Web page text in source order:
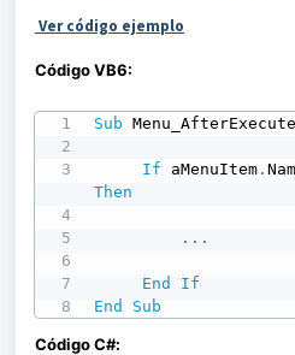
Ver código ejemplo
Código VB6:
Sub Menu_AfterExecute
If aMenuItem .
Then
. . .
End
If
End
Sub
Código C#: